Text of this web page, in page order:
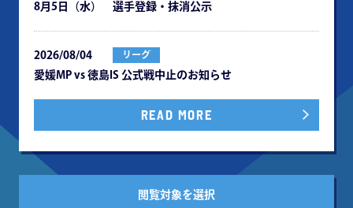
8月5日（水） 選手登録・抹消公示
2026/08/04 リーグ
愛媛MP vs 徳島IS 公式戦中⽌のお知らせ
READ MORE
閲覧対象を選択